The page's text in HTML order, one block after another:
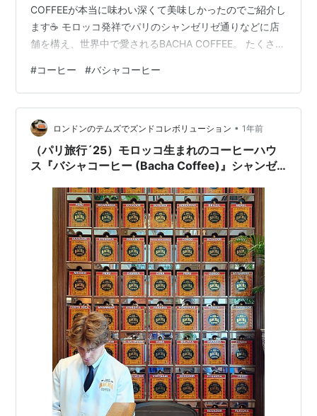
COFFEEが本当に味わい深くて美味しかったのでご紹介し
ます☕ モロッコ発祥でパリのシャンゼリゼ通りなどに店
舗を構え、世界中で愛されるBACHA COFFEE。 たくさん
コクがあるものを伺ったところ、こちらのトルテカをお
すすめして頂きました。 チョコレートの風味豊かな香り
に包まれます🍫 夫も気に入ったようで「美味しい！東京
にお店が出来たら買いに行きたい！」と感動しています
☺ ようやく12月に銀座にブティックが出来るようでとっ
ても楽しみです！…
#コーヒー #バシャコーヒー
ロンドンのテムズでズンドコレボリューション • 1年前
（パリ旅行´25）モロッコ生まれのコーヒーハウ
ス『バシャコーヒー (Bacha Coffee)』シャンゼ